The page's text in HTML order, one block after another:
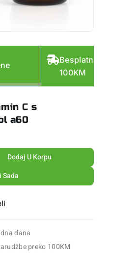
Besplatna
100KM
C s
a60
Dodaj U Korpu
Sada
dana
preko 100KM